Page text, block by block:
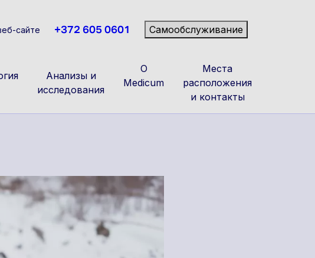
сайте +372 605 0601 Самообслуживание
Анализы и
исследования
О
Medicum
Места
расположения
и контакты